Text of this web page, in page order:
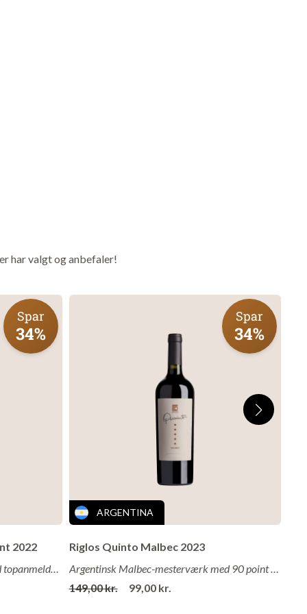
har valgt og anbefaler!
Spar
34%
2022
Charmerende Cremet hvidvin med topanmeldelser!
Spar
34%
ARGENTINA
Riglos Quinto Malbec 2023
Argentinsk Malbec-mesterværk med 90 point fra Tim Atkin!
149,00 kr.
99,00 kr.